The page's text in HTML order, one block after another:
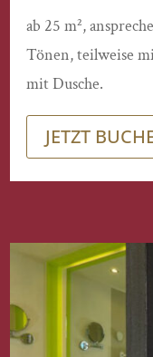
ab 25 m²,
Tönen, teilweise
mit Dusche.
JETZT